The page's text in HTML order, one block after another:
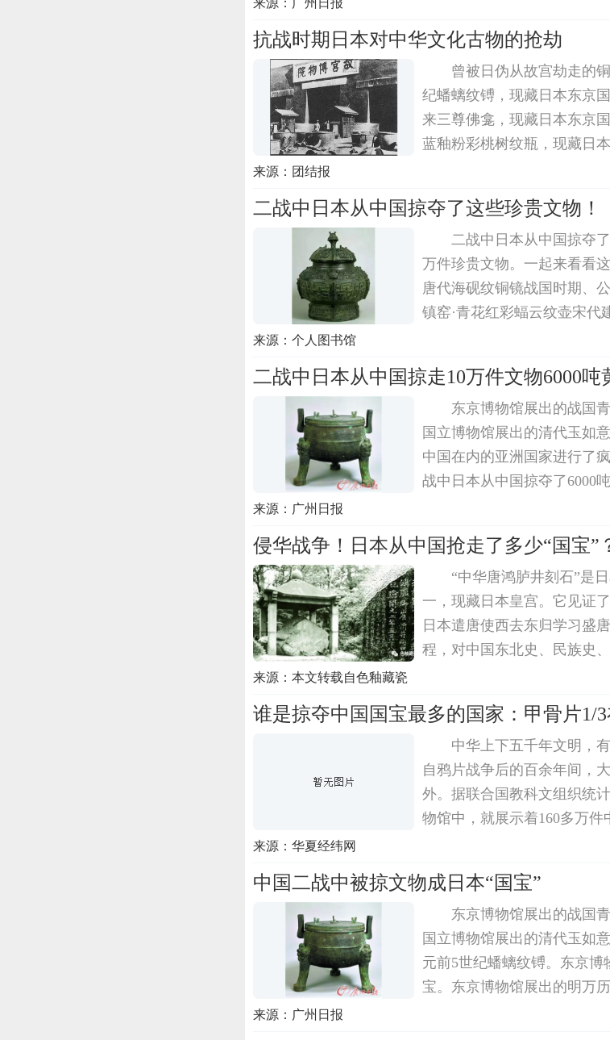
来源：广州日报
抗战时期日本对中华文化古物的抢劫
曾被日伪从故宫劫走的
纪蟠螭纹镈，现藏日本东京
来三尊佛龛，现藏日本东京
蓝釉粉彩桃树纹瓶，现藏日
古调查和发掘日本侵略者抢
来源：团结报
二战中日本从中国掠夺了这些珍贵文物！
二战中日本从中国掠夺
万件珍贵文物。一起来看看
唐代海砚纹铜镜战国时期、
镇窑·青花红彩蝠云纹壶宋代
德镇窑五彩龙牡丹纹瓶清雍
来源：个人图书馆
二战中日本从中国掠走10万件文物6000吨
东京博物馆展出的战国
国立博物馆展出的清代玉如
中国在内的亚洲国家进行了
战中日本从中国掠夺了6000
黄金，并且从中国掠走了10
来源：广州日报
侵华战争！日本从中国抢走了多少“国宝”
“中华唐鸿胪井刻石”是
一，现藏日本皇宫。它见证
日本遣唐使西去东归学习盛
程，对中国东北史、民族史
来源：本文转载自色釉藏瓷
谁是掠夺中国国宝最多的国家：甲骨片1/
中华上下五千年文明，
自鸦片战争后的百余年间，
外。据联合国教科文组织统
物馆中，就展示着160多万
国国宝更是不计其数。而日
来源：华夏经纬网
中国二战中被掠文物成日本“国宝”
东京博物馆展出的战国
国立博物馆展出的清代玉如
元前5世纪蟠螭纹镈。东京
宝。东京博物馆展出的明万
国立博物馆展出的公元前3
来源：广州日报